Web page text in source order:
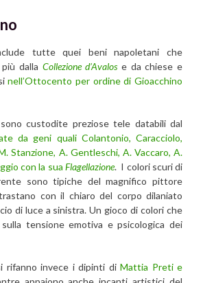
tutte quei beni napoletani che
dalla Collezione d’Avalose da chiese e
nell’Ottocento per ordine di Gioacchino
custodite preziose tele databili dal
da geni quali Colantonio, Caracciolo,
Stanzione, A. Gentleschi, A. Vaccaro, A.
con la sua Flagellazione. I colori scuri di
sono tipiche del magnifico pittore
con il chiaro del corpo dilaniato
di luce a sinistra. Un gioco di colori che
tensione emotiva e psicologica dei
rifanno invece i dipinti di Mattia Preti e